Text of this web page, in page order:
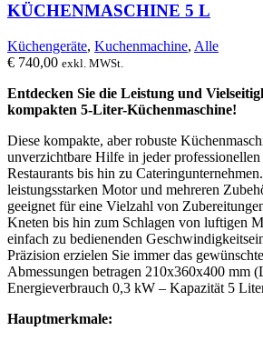
KÜCHENMASCHINE 5 L
Küchengeräte, Kuchenmachine, Alle
€ 740,00 exkl. MWSt.
Entdecken Sie die Leistung und
kompakten 5-Liter-Küchenmaschine!
Diese kompakte, aber robuste
unverzichtbare Hilfe in jeder
Restaurants bis hin zu
leistungsstarken Motor und mehreren
geeignet für eine Vielzahl von
Kneten bis hin zum Schlagen von luftigen
einfach zu bedienenden
Präzision erzielen Sie immer das
Abmessungen betragen 210x360x400 mm
Energieverbrauch 0,3 kW – Kapazität 5
Hauptmerkmale: